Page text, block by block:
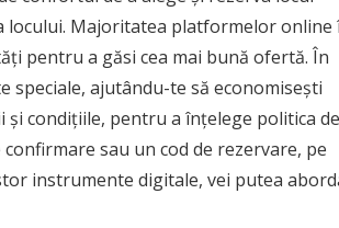
locului. Majoritatea platformelor online
pentru a găsi cea mai bună ofertă. În
speciale, ajutându-te să economisești
și condițiile, pentru a înțelege politica de
sau un cod de rezervare, pe
instrumente digitale, vei putea